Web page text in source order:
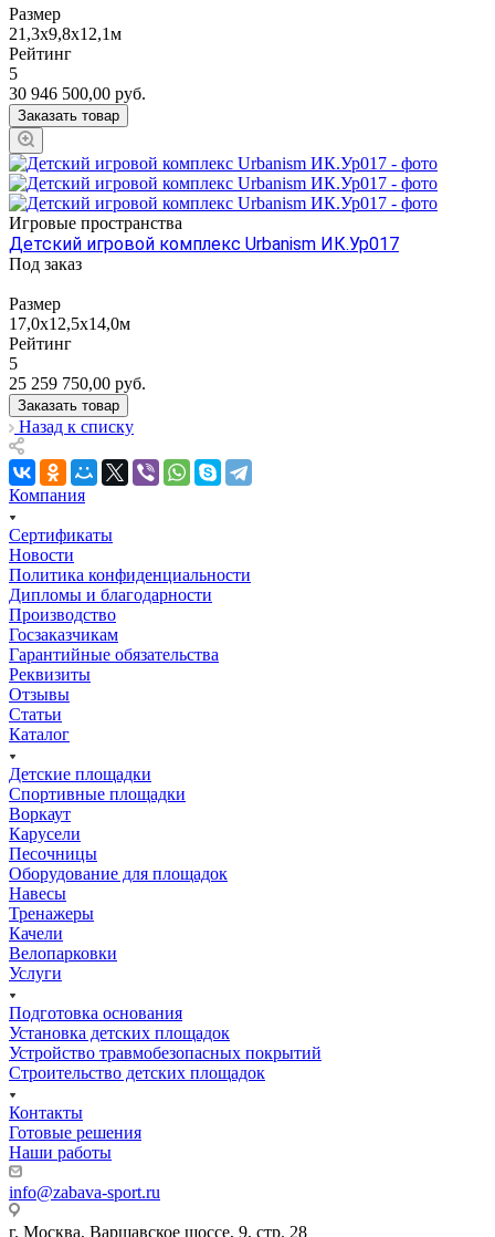
Размер
21,3х9,8х12,1м
Рейтинг
5
30 946 500,00 руб.
Заказать товар
Игровые пространства
Детский игровой комплекс Urbanism ИК.Ур017
Под заказ
Размер
17,0х12,5х14,0м
Рейтинг
5
25 259 750,00 руб.
Заказать товар
Назад к списку
Компания
Сертификаты
Новости
Политика конфиденциальности
Дипломы и благодарности
Производство
Госзаказчикам
Гарантийные обязательства
Реквизиты
Отзывы
Статьи
Каталог
Детские площадки
Спортивные площадки
Воркаут
Карусели
Песочницы
Оборудование для площадок
Навесы
Тренажеры
Качели
Велопарковки
Услуги
Подготовка основания
Установка детских площадок
Устройство травмобезопасных покрытий
Строительство детских площадок
Контакты
Готовые решения
Наши работы
info@zabava-sport.ru
г. Москва, Варшавское шоссе, 9, стр. 28